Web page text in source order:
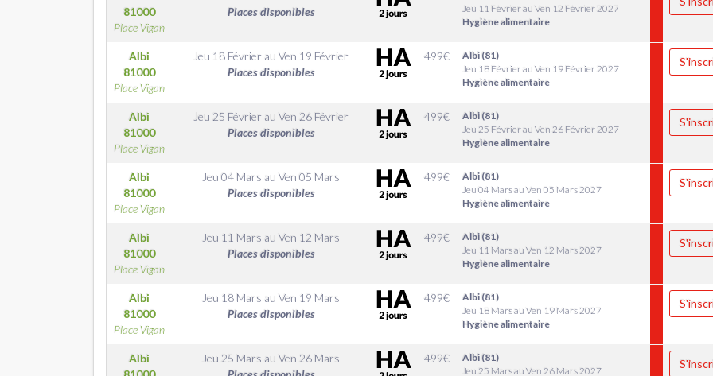
81000
Place Vigan
Places disponibles
Jeu 11 Février au Ven 12 Février 2027
Hygiène alimentaire
Albi
81000
Place Vigan
Jeu 18 Février auVen 19 Février
Places disponibles
499€
Albi (81)
Jeu 18 Février au Ven 19 Février 2027
Hygiène alimentaire
Albi
81000
Place Vigan
Jeu 25 Février auVen 26 Février
Places disponibles
499€
Albi (81)
Jeu 25 Février au Ven 26 Février 2027
Hygiène alimentaire
Albi
81000
Place Vigan
Jeu 04 Mars auVen 05 Mars
Places disponibles
499€
Albi (81)
Jeu 04 Mars au Ven 05 Mars 2027
Hygiène alimentaire
Albi
81000
Place Vigan
Jeu 11 Mars auVen 12 Mars
Places disponibles
499€
Albi (81)
Jeu 11 Mars au Ven 12 Mars 2027
Hygiène alimentaire
Albi
81000
Place Vigan
Jeu 18 Mars auVen 19 Mars
Places disponibles
499€
Albi (81)
Jeu 18 Mars au Ven 19 Mars 2027
Hygiène alimentaire
Albi
Jeu 25 Mars auVen 26 Mars
499€
Albi (81)
Jeu 25 Mars au Ven 26 Mars 2027